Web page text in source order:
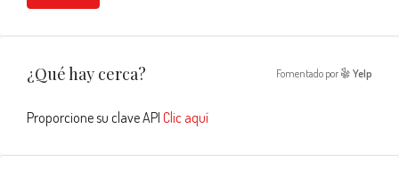
¿Qué hay cerca? Fomentado por Yelp
Proporcione su clave API Clic aquí